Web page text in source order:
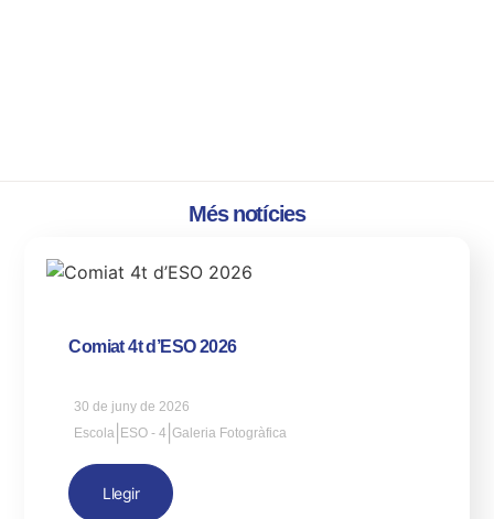
Més notícies
Comiat 4t d’ESO 2026
30 de juny de 2026
Escola ESO - 4 |Galeria Fotogràfica
Llegir